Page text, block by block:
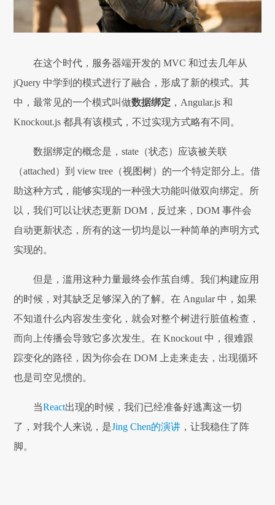
在这个时代，服务器端开发的 MVC 和过去几年从
jQuery 中学到的模式进行了融合，形成了新的模式。其
中，最常见的一个模式叫做数据绑定 ，Angular.js 和
Knockout.js 都具有该模式，不过实现方式略有不同。
数据绑定的概念是，state（状态）应该被关联
（attached）到 view tree（视图树）的一个特定部分上。借
助这种方式，能够实现的一种强大功能叫做双向绑定。所
以，我们可以让状态更新 DOM，反过来，DOM 事件会
自动更新状态，所有的这一切均是以一种简单的声明方式
实现的。
但是，滥用这种力量最终会作茧自缚。我们构建应用
的时候，对其缺乏足够深入的了解。在 Angular 中，如果
不知道什么内容发生变化，就会对整个树进行脏值检查，
而向上传播会导致它多次发生。在 Knockout 中，很难跟
踪变化的路径，因为你会在 DOM 上走来走去，出现循环
也是司空见惯的。
当React出现的时候，我们已经准备好逃离这一切
了，对我个人来说，是Jing Chen的演讲 ，让我稳住了阵
脚。